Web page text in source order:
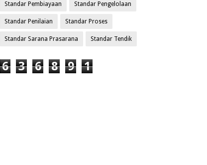
Standar Pembiayaan Standar Pengelolaan
Standar Penilaian Standar Proses
Standar Sarana Prasarana Standar Tendik
6 3 6 8 9 1